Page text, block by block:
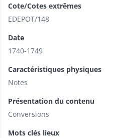
Cote/Cotes extrêmes
EDEPOT/148
Date
1740-1749
Caractéristiques physiques
Notes
Présentation du contenu
Conversions
Mots clés lieux